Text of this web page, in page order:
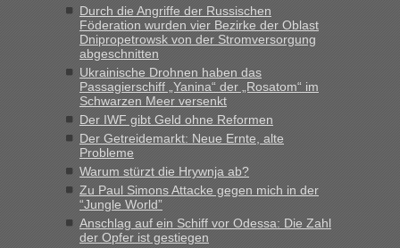
Strecke fahren wir nicht"
inBerichte und Reisetipps • Re: Mit dem Zug in
die Ukraine
„Man sollte aber explizit dazu schreiben, daß es ein Zug von
LeoExpress ist - und nur auf deren Webseite kann man die
Fahrkarten kaufen. Zumindest ist es die erste Umsteigefreie
Verbindung von Deutschland...“
Recht, Visa und Dokumente • Re: Deklaration
gebrauchter Kleidung beim Zoll
Durch die Angriffe der Russischen
Föderation wurden vier Bezirke der Oblast
Dnipropetrowsk von der Stromversorgung
abgeschnitten
Ukrainische Drohnen haben das
Passagierschiff „Yanina“ der „Rosatom“ im
Schwarzen Meer versenkt
Der IWF gibt Geld ohne Reformen
Der Getreidemarkt: Neue Ernte, alte
Probleme
Warum stürzt die Hrywnja ab?
Zu Paul Simons Attacke gegen mich in der
“Jungle World”
Anschlag auf ein Schiff vor Odessa: Die Zahl
der Opfer ist gestiegen